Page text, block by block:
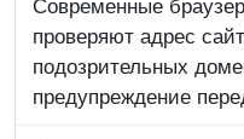
Современные
проверяют адрес
подозрительных
предупреждение